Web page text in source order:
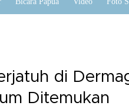
di
Ditemukan